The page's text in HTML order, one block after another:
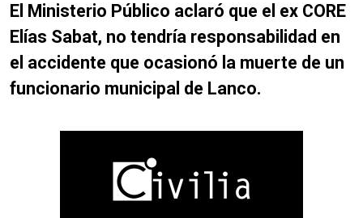
El Ministerio Público aclaró que el ex CORE
Elías Sabat, no tendría responsabilidad en
el accidente que ocasionó la muerte de un
funcionario municipal de Lanco.